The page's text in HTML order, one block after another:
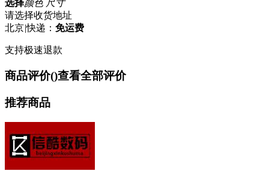
选择颜色 尺寸
请选择收货地址
北京|快递： 免运费
支持极速退款
商品评价()查看全部评价
推荐商品